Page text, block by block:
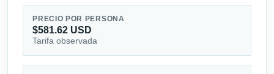
PRECIO POR PERSONA
$581.62 USD
Tarifa observada